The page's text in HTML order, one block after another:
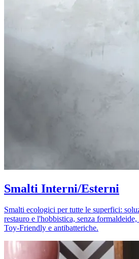
Smalti Interni/Esterni
Smalti ecologici per tutte le superfici:
restauro e l'hobbistica, senza
Toy-Friendly e antibatteriche.